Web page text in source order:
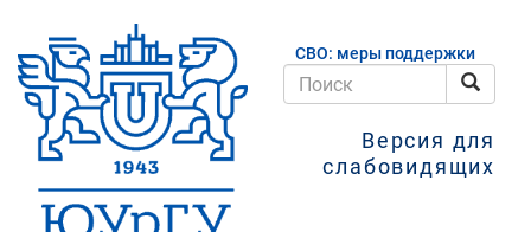
основному
содержанию
СВО: меры поддержки
Версия для
слабовидящих